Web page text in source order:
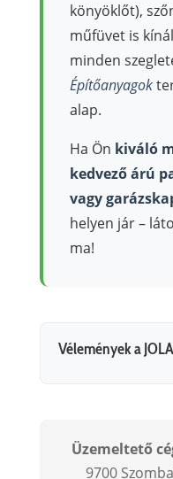
könyöklőt),
műfüvet is
minden
Építőanyagok
alap.
Ha Ön kiváló
kedvező árú
vagy
helyen jár –
ma!
Vélemények a
Üzemeltető
9700